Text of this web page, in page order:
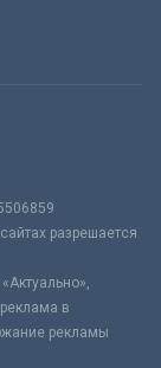
разрешается
в
рекламы